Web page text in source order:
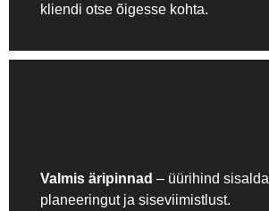
kliendi otse õigesse kohta.
Valmis äripinnad – üürihind
planeeringut ja siseviimistlust.